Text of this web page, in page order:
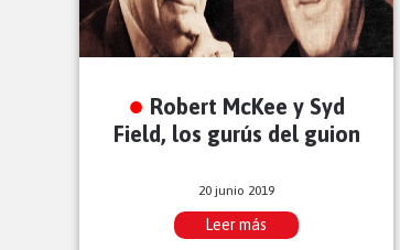
Robert McKee y Syd
Field, los gurús del guion
20 junio 2019
Leer más